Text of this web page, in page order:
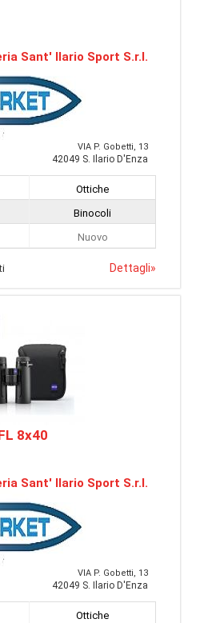
Sant' Ilario Sport S.r.l.
VIA P. Gobetti, 13
42049 S. Ilario D'Enza
Ottiche
Binocoli
Nuovo
Dettagli»
8x40
Sant' Ilario Sport S.r.l.
VIA P. Gobetti, 13
42049 S. Ilario D'Enza
Ottiche